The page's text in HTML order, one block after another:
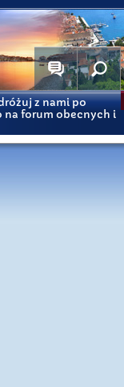
z nami po
na forum obecnych i